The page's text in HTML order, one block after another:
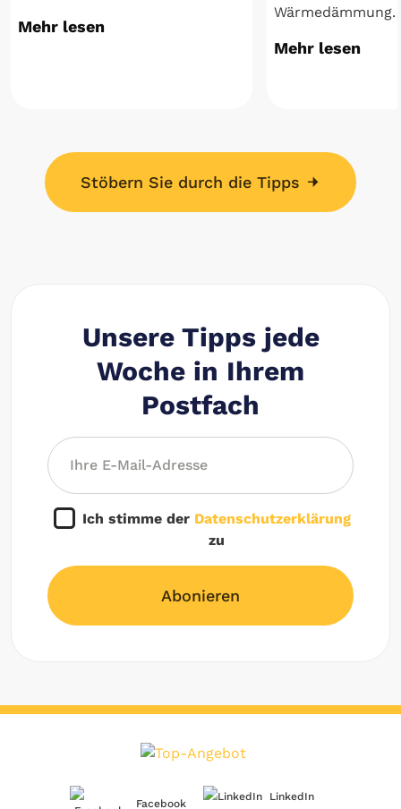
Mehr lesen
Wärmedämmung.
Mehr lesen
Stöbern Sie durch die Tipps
Unsere Tipps jede
Woche in Ihrem
Postfach
Ich stimme der Datenschutzerklärung
zu
Abonieren
Facebook
LinkedIn